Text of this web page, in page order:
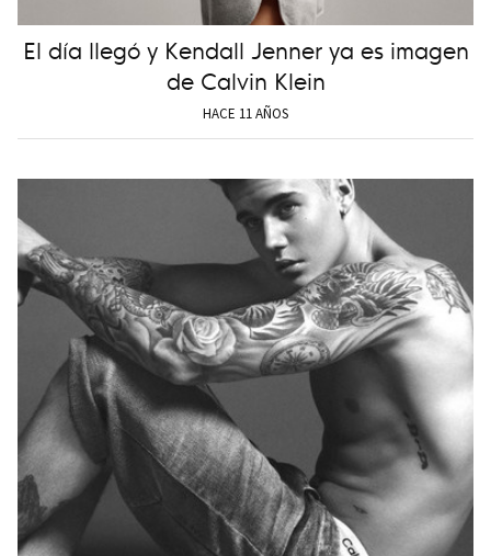
El día llegó y Kendall Jenner ya es imagen
de Calvin Klein
HACE 11 AÑOS